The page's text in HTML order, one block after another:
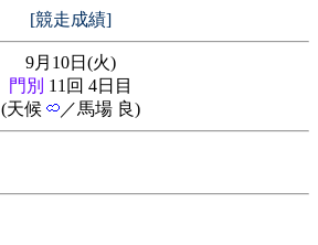
[競走成績]
9月10日(火)
門別 11回 4日目
(天候
／馬場 良)